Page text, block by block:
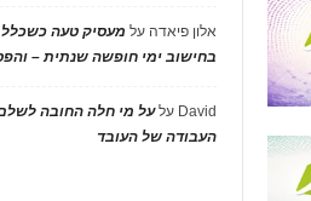
אלון פיאדה על מעסיק טעה כשכלל
בחישוב ימי חופשה שנתית –
David עלעל מי חלה החובה
העבודה של העובד